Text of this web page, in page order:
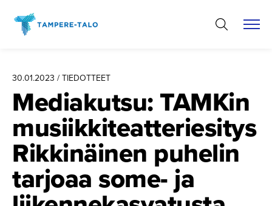
sisältöön
30.01.2023 / TIEDOTTEET
Mediakutsu: TAMKin
musiikki­teat­te­rie­sitys
Rikkinäinen puhelin
tarjoaa some- ja